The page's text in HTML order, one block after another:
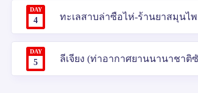
DAY
4 ทะเลสาบล่าซือไห่-ร้านยาสมุนไ
DAY
5 ลีเจียง (ท่าอากาศยานนานาชาติ